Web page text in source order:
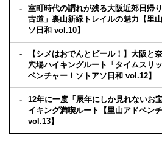
室町時代の謂れが残る大阪近郊日帰
古道」裏山新緑トレイルの魅力【里
ソ日和 vol.10】
【シメはおでんとビール！】大阪と
穴場ハイキングルート「タイムスリ
ベンチャー！ソトアソ日和 vol.12】
12年に一度「辰年にしか見れないお
イキング満喫ルート【里山アドベン
vol.13】